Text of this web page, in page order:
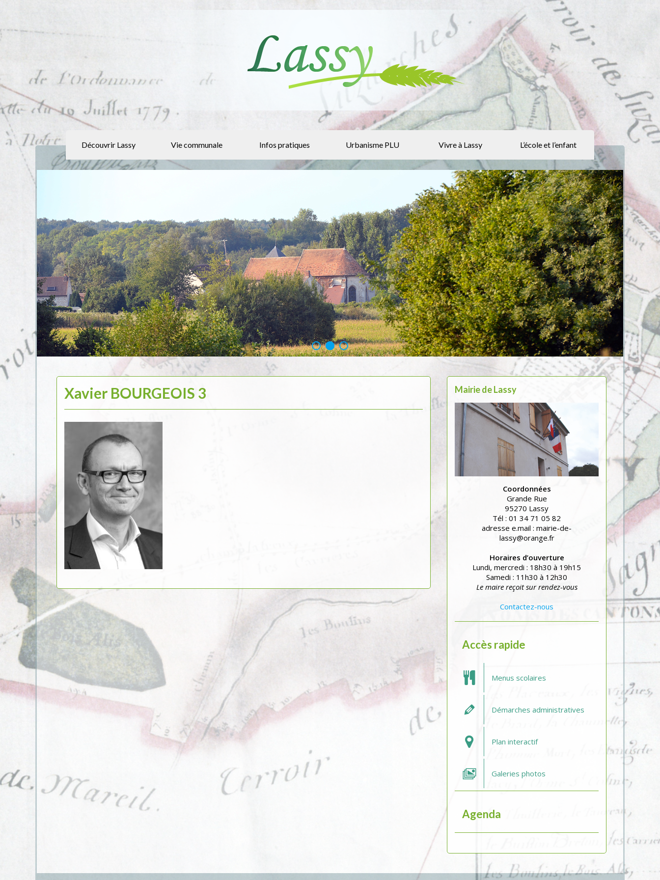
Découvrir Lassy Vie communale Infos pratiques Urbanisme PLU Vivre à Lassy L’école et l’enfant
Xavier BOURGEOIS 3 Mairie de Lassy
Coordonnées
Grande Rue
95270 Lassy
Tél : 01 34 71 05 82
adresse e.mail : mairie-de-
lassy@orange.fr
Horaires d’ouverture
Lundi, mercredi : 18h30 à 19h15
Samedi : 11h30 à 12h30
Le maire reçoit sur rendez-vous
Contactez-nous
Accès rapide
Menus scolaires
Démarches administratives
Plan interactif
Galeries photos
Agenda